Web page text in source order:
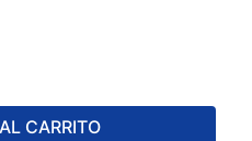
CARRITO